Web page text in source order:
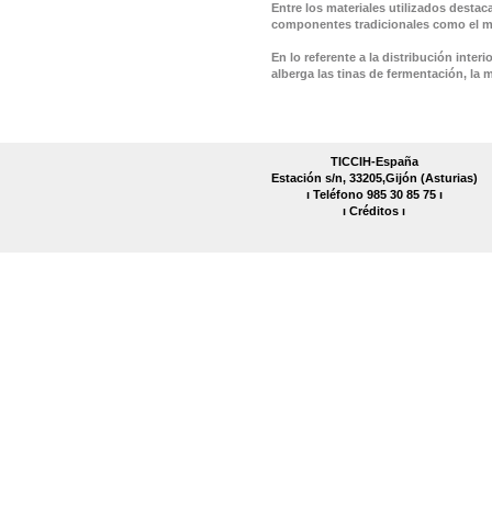
Entre los materiales utilizados
componentes tradicionales como el
En lo referente a la distribución
alberga las tinas de fermentación, la
TICCIH-España
Estación s/n, 33205,Gijón (Asturias)
ı Teléfono 985 30 85 75 ı
ı Créditos ı